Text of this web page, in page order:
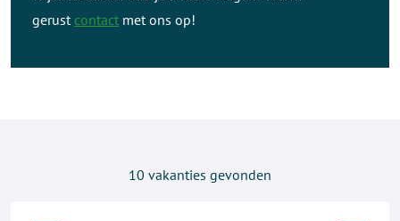
gerust contact met ons op!
10 vakanties gevonden